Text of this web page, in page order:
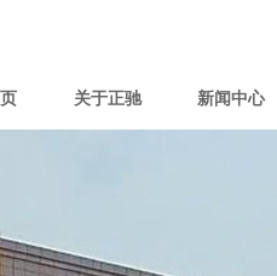
关于正驰 新闻中心